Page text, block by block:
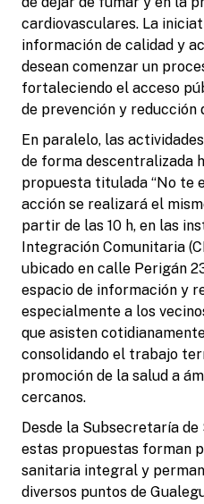
cardiovasculares. La
información de calidad y
desean comenzar un
fortaleciendo el acceso
de prevención y reducción
En paralelo, las
de forma descentralizada
propuesta titulada “No te
acción se realizará el
partir de las 10 h, en las
Integración Comunitaria
ubicado en calle Perigán
espacio de información y
especialmente a los
que asisten
consolidando el trabajo
promoción de la salud a
cercanos.
Desde la Subsecretaría
estas propuestas forman
sanitaria integral y
diversos puntos de